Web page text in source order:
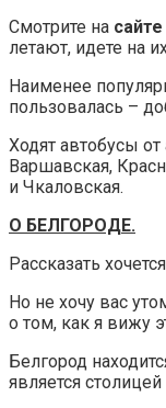
Смотрите на
летают, идете на
Наименее
пользовалась –
Ходят автобусы
Варшавская,
и Чкаловская.
О БЕЛГОРОДЕ.
Рассказать
Но не хочу вас
о том, как я вижу
Белгород
является